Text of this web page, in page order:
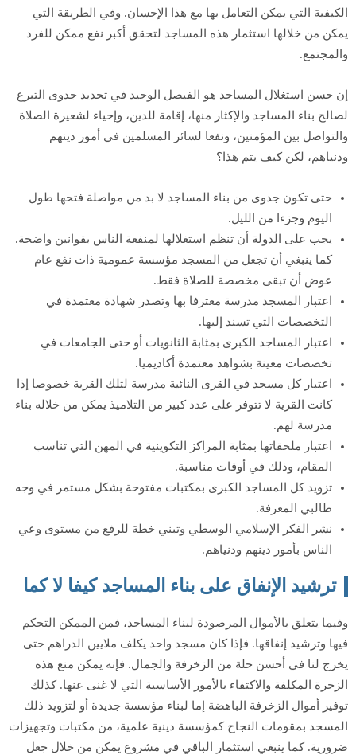
الكيفية التي يمكن التعامل بها مع هذا الإحسان. وفي الطريقة التي
يمكن من خلالها استثمار هذه المساجد لتحقق أكبر نفع ممكن للفرد
والمجتمع.
إن حسن استغلال المساجد هو الفيصل الوحيد في تحديد جدوى التبرع
لصالح بناء المساجد والإكثار منها، إقامة للدين، وإحياء لشعيرة الصلاة
والتواصل بين المؤمنين، ونفعا لسائر المسلمين في أمور دينهم
ودنياهم، لكن كيف يتم هذا؟
حتى تكون جدوى من بناء المساجد لا بد من مواصلة فتحها طول
اليوم وجزءا من الليل.
يجب على الدولة أن تنظم استغلالها لمنفعة الناس بقوانين واضحة.
كما ينبغي أن تجعل من المسجد مؤسسة عمومية ذات نفع عام
عوض أن تبقى مخصصة للصلاة فقط.
اعتبار المسجد مدرسة معترفا بها وتصدر شهادة معتمدة في
التخصصات التي تسند إليها.
اعتبار المساجد الكبرى بمثابة الثانويات أو حتى الجامعات في
تخصصات معينة بشواهد معتمدة أكاديميا.
اعتبار كل مسجد في القرى النائية مدرسة لتلك القرية خصوصا إذا
كانت القرية لا تتوفر على عدد كبير من التلاميذ يمكن من خلاله بناء
مدرسة لهم.
اعتبار ملحقاتها بمثابة المراكز التكوينية في المهن التي تناسب
المقام، وذلك في أوقات مناسبة.
تزويد كل المساجد الكبرى بمكتبات مفتوحة بشكل مستمر في وجه
طالبي المعرفة.
نشر الفكر الإسلامي الوسطي وتبني خطة للرفع من مستوى وعي
الناس بأمور دينهم ودنياهم.
ترشيد الإنفاق على بناء المساجد كيفا لا كما
وفيما يتعلق بالأموال المرصودة لبناء المساجد، فمن الممكن التحكم
فيها وترشيد إنفاقها. فإذا كان مسجد واحد يكلف ملايين الدراهم حتى
يخرج لنا في أحسن حلة من الزخرفة والجمال. فإنه يمكن منع هذه
الزخرة المكلفة والاكتفاء بالأمور الأساسية التي لا غنى عنها. كذلك
توفير أموال الزخرفة الباهضة إما لبناء مؤسسة جديدة أو لتزويد ذلك
المسجد بمقومات النجاح كمؤسسة دينية علمية، من مكتبات وتجهيزات
ضرورية. كما ينبغي استثمار الباقي في مشروع يمكن من خلال جعل